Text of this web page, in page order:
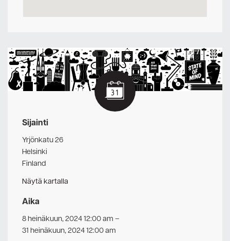
Sijainti
Yrjönkatu 26
Helsinki
Finland
Näytä kartalla
Aika
8 heinäkuun, 2024 12:00 am –
31 heinäkuun, 2024 12:00 am